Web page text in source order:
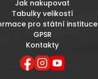
Jak nakupovat
Tabulky velikostí
pro státní instituce
GPSR
Kontakty